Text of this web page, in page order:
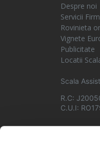
Despre noi
Servicii
Rovinieta
Vignete
Publicitate
Locatii
Scala
R.C:
C.U.I: